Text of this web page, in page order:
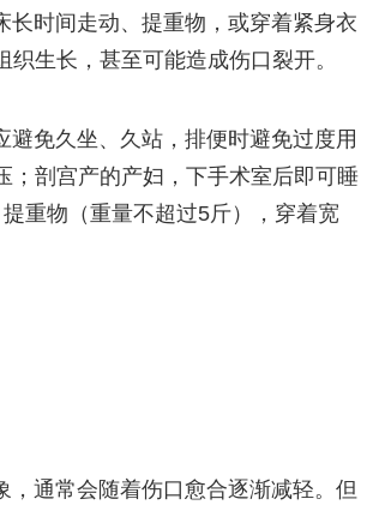
时间走动、提重物，或穿着紧身衣
生长，甚至可能造成伤口裂开。
免久坐、久站，排便时避免过度用
；剖宫产的产妇，下手术室后即可睡
重物（重量不超过5斤），穿着宽
通常会随着伤口愈合逐渐减轻。但